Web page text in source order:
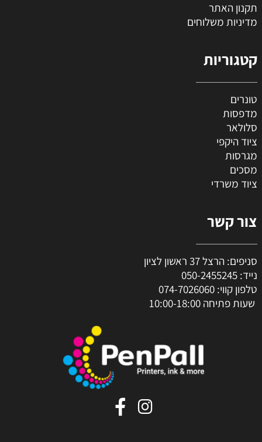
תקנון האתר
מדיניות משלוחים
קטגוריות
טונרים
מדפסות
סלולאר
ציוד היקפי
מגרסות
מסכים
ציוד משרדי
צור קשר
סניפים: הרצל 37 ראשון לציון
נייד: 050-2455245
טלפון קווי: 074-7026060
שעות פתיחה 10:00-18:00